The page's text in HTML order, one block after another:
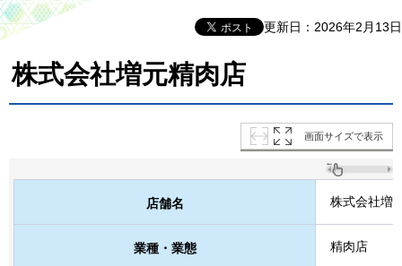
更新日：2026年2月13日
株式会社増元精肉店
画面サイズで表示
店舗名 株式会社増
業種・業態 精肉店